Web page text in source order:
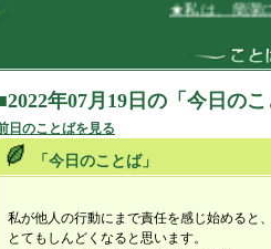
★私は、簡潔に
年07月19日の「今日の
日のことばを見る
「今日のことば」
私が他人の行動にまで責任を感じ始めると
とてもしんどくなると思います。